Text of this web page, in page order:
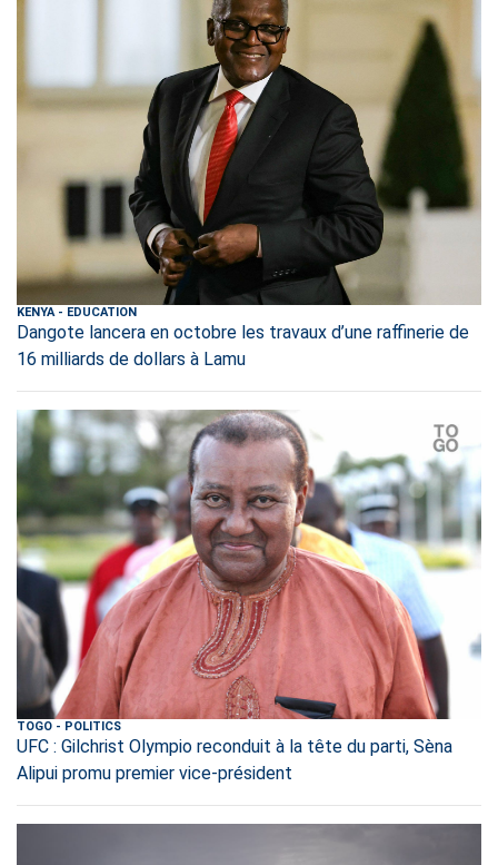
KENYA- EDUCATION
Dangote lancera en octobre les travaux d’une raffinerie de
16 milliards de dollars à Lamu
TOGO - POLITICS
UFC : Gilchrist Olympio reconduit à la tête du parti, Sèna
Alipui promu premier vice-président